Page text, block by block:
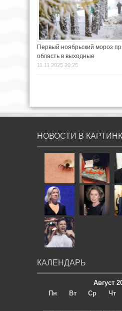
Первый ноябрьский мороз
область в выходные
11.11.2025 20:25
НОВОСТИ В
КАЛЕНДАРЬ
Август
Пн
Вт Ср Чт